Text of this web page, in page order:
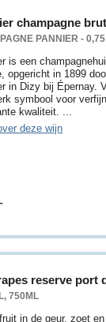
champagne
PANNIER -
is een
opgericht in 1899
in Dizy bij Épernay.
symbool voor
kwaliteit. ...
deze wijn
reserve port
750ML
in de geur, zoet